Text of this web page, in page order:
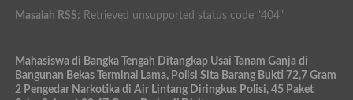
Masalah RSS: Retrieved unsupported status code "404"
Mahasiswa di Bangka Tengah Ditangkap Usai Tanam Ganja di
Bangunan Bekas Terminal Lama, Polisi Sita Barang Bukti 72,7 Gram
2 Pengedar Narkotika di Air Lintang Diringkus Polisi, 45 Paket